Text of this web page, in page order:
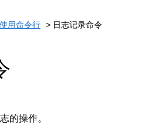
用命令行 日志记录命令
的操作。